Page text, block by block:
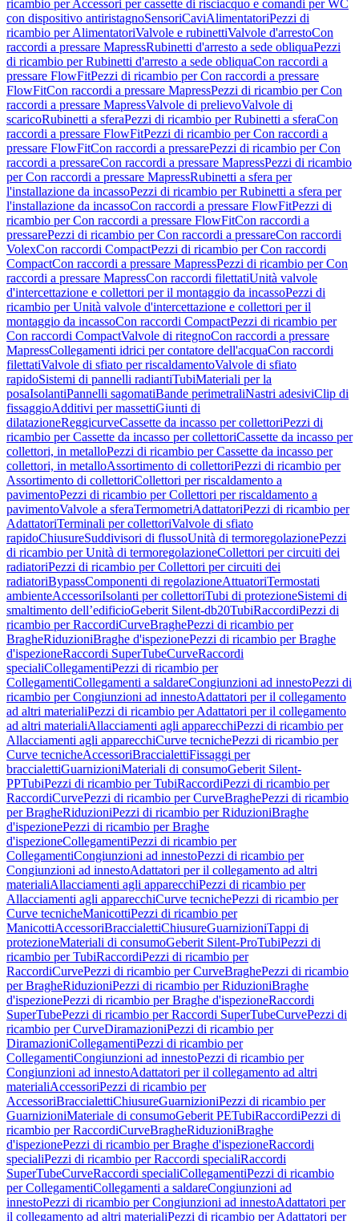
ricambio per Accessori per cassette di risciacquo e comandi per WC
con dispositivo antiristagnoSensoriCaviAlimentatoriPezzi di
ricambio per AlimentatoriValvole e rubinettiValvole d'arrestoCon
raccordi a pressare MapressRubinetti d'arresto a sede obliquaPezzi
di ricambio per Rubinetti d'arresto a sede obliquaCon raccordi a
pressare FlowFitPezzi di ricambio per Con raccordi a pressare
FlowFitCon raccordi a pressare MapressPezzi di ricambio per Con
raccordi a pressare MapressValvole di prelievoValvole di
scaricoRubinetti a sferaPezzi di ricambio per Rubinetti a sferaCon
raccordi a pressare FlowFitPezzi di ricambio per Con raccordi a
pressare FlowFitCon raccordi a pressarePezzi di ricambio per Con
raccordi a pressareCon raccordi a pressare MapressPezzi di ricambio
per Con raccordi a pressare MapressRubinetti a sfera per
l'installazione da incassoPezzi di ricambio per Rubinetti a sfera per
l'installazione da incassoCon raccordi a pressare FlowFitPezzi di
ricambio per Con raccordi a pressare FlowFitCon raccordi a
pressarePezzi di ricambio per Con raccordi a pressareCon raccordi
VolexCon raccordi CompactPezzi di ricambio per Con raccordi
CompactCon raccordi a pressare MapressPezzi di ricambio per Con
raccordi a pressare MapressCon raccordi filettatiUnità valvole
d'intercettazione e collettori per il montaggio da incassoPezzi di
ricambio per Unità valvole d'intercettazione e collettori per il
montaggio da incassoCon raccordi CompactPezzi di ricambio per
Con raccordi CompactValvole di ritegnoCon raccordi a pressare
MapressCollegamenti idrici per contatore dell'acquaCon raccordi
filettatiValvole di sfiato per riscaldamentoValvole di sfiato
rapidoSistemi di pannelli radiantiTubiMateriali per la
posaIsolantiPannelli sagomatiBande perimetraliNastri adesiviClip di
fissaggioAdditivi per massettiGiunti di
dilatazioneReggicurveCassette da incasso per collettoriPezzi di
ricambio per Cassette da incasso per collettoriCassette da incasso per
collettori, in metalloPezzi di ricambio per Cassette da incasso per
collettori, in metalloAssortimento di collettoriPezzi di ricambio per
Assortimento di collettoriCollettori per riscaldamento a
pavimentoPezzi di ricambio per Collettori per riscaldamento a
pavimentoValvole a sferaTermometriAdattatoriPezzi di ricambio per
AdattatoriTerminali per collettoriValvole di sfiato
rapidoChiusureSuddivisori di flussoUnità di termoregolazionePezzi
di ricambio per Unità di termoregolazioneCollettori per circuiti dei
radiatoriPezzi di ricambio per Collettori per circuiti dei
radiatoriBypassComponenti di regolazioneAttuatoriTermostati
ambienteAccessoriIsolanti per collettoriTubi di protezioneSistemi di
smaltimento dell’edificioGeberit Silent-db20TubiRaccordiPezzi di
ricambio per RaccordiCurveBraghePezzi di ricambio per
BragheRiduzioniBraghe d'ispezionePezzi di ricambio per Braghe
d'ispezioneRaccordi SuperTubeCurveRaccordi
specialiCollegamentiPezzi di ricambio per
CollegamentiCollegamenti a saldareCongiunzioni ad innestoPezzi di
ricambio per Congiunzioni ad innestoAdattatori per il collegamento
ad altri materialiPezzi di ricambio per Adattatori per il collegamento
ad altri materialiAllacciamenti agli apparecchiPezzi di ricambio per
Allacciamenti agli apparecchiCurve tecnichePezzi di ricambio per
Curve tecnicheAccessoriBraccialettiFissaggi per
braccialettiGuarnizioniMateriali di consumoGeberit Silent-
PPTubiPezzi di ricambio per TubiRaccordiPezzi di ricambio per
RaccordiCurvePezzi di ricambio per CurveBraghePezzi di ricambio
per BragheRiduzioniPezzi di ricambio per RiduzioniBraghe
d'ispezionePezzi di ricambio per Braghe
d'ispezioneCollegamentiPezzi di ricambio per
CollegamentiCongiunzioni ad innestoPezzi di ricambio per
Congiunzioni ad innestoAdattatori per il collegamento ad altri
materialiAllacciamenti agli apparecchiPezzi di ricambio per
Allacciamenti agli apparecchiCurve tecnichePezzi di ricambio per
Curve tecnicheManicottiPezzi di ricambio per
ManicottiAccessoriBraccialettiChiusureGuarnizioniTappi di
protezioneMateriali di consumoGeberit Silent-ProTubiPezzi di
ricambio per TubiRaccordiPezzi di ricambio per
RaccordiCurvePezzi di ricambio per CurveBraghePezzi di ricambio
per BragheRiduzioniPezzi di ricambio per RiduzioniBraghe
d'ispezionePezzi di ricambio per Braghe d'ispezioneRaccordi
SuperTubePezzi di ricambio per Raccordi SuperTubeCurvePezzi di
ricambio per CurveDiramazioniPezzi di ricambio per
DiramazioniCollegamentiPezzi di ricambio per
CollegamentiCongiunzioni ad innestoPezzi di ricambio per
Congiunzioni ad innestoAdattatori per il collegamento ad altri
materialiAccessoriPezzi di ricambio per
AccessoriBraccialettiChiusureGuarnizioniPezzi di ricambio per
GuarnizioniMateriale di consumoGeberit PETubiRaccordiPezzi di
ricambio per RaccordiCurveBragheRiduzioniBraghe
d'ispezionePezzi di ricambio per Braghe d'ispezioneRaccordi
specialiPezzi di ricambio per Raccordi specialiRaccordi
SuperTubeCurveRaccordi specialiCollegamentiPezzi di ricambio
per CollegamentiCollegamenti a saldareCongiunzioni ad
innestoPezzi di ricambio per Congiunzioni ad innestoAdattatori per
il collegamento ad altri materialiPezzi di ricambio per Adattatori per